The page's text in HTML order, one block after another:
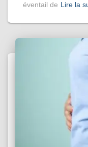
éventail de Lire la